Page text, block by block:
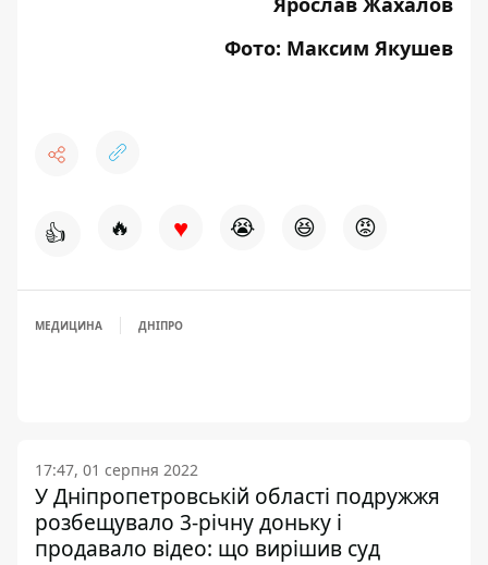
Фото: Максим Якушев
👍 🔥 ♥ 😭 😆 😡
МЕДИЦИНА ДНІПРО
17:47, 01 серпня 2022
У Дніпропетровській області подружжя
розбещувало 3-річну доньку і
продавало відео: що вирішив суд